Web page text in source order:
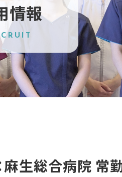
情報
麻生総合病院 常